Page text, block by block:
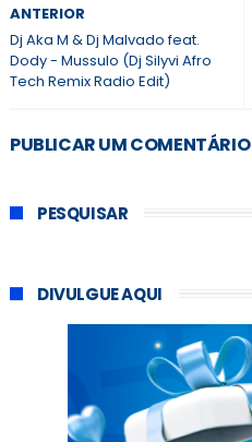
ANTERIOR
Dj Aka M & Dj Malvado feat.
Dody - Mussulo (Dj Silyvi Afro
Tech Remix Radio Edit)
PUBLICAR UM COMENTÁRIO
PESQUISAR
DIVULGUE AQUI